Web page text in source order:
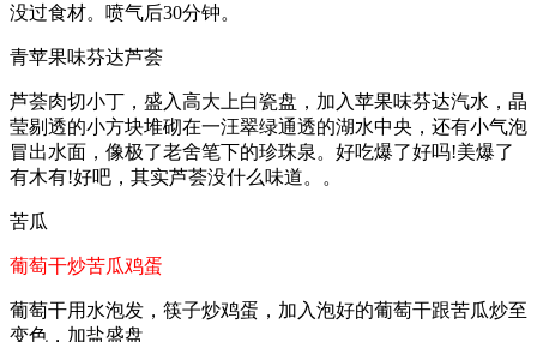
没过食材。喷气后30分钟。
青苹果味芬达芦荟
芦荟肉切小丁，盛入高大上白瓷盘，加入苹果味芬达汽水，晶
莹剔透的小方块堆砌在一汪翠绿通透的湖水中央，还有小气泡
冒出水面，像极了老舍笔下的珍珠泉。好吃爆了好吗!美爆了
有木有!好吧，其实芦荟没什么味道。。
苦瓜
葡萄干炒苦瓜鸡蛋
葡萄干用水泡发，筷子炒鸡蛋，加入泡好的葡萄干跟苦瓜炒至
变色，加盐盛盘